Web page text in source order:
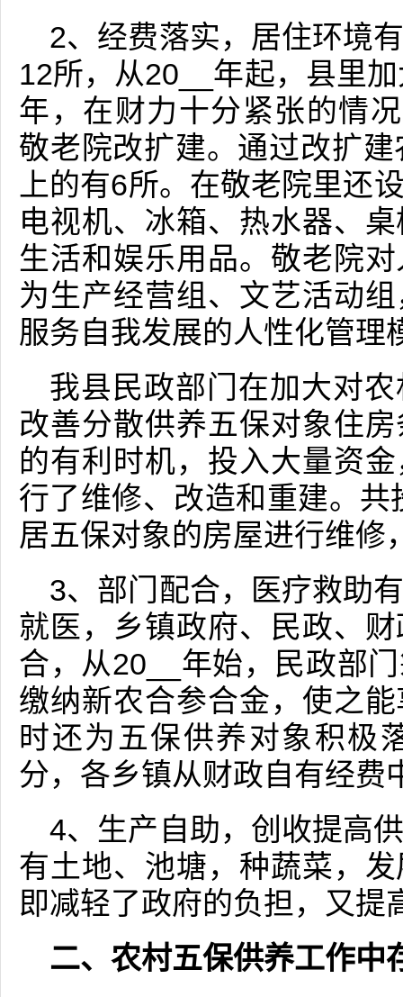
2、经费落实，居住环境
12所，从20__年起，县里
年，在财力十分紧张的情
敬老院改扩建。通过改扩
上的有6所。在敬老院里还
电视机、冰箱、热水器、
生活和娱乐用品。敬老院
为生产经营组、文艺活动
服务自我发展的人性化管理
我县民政部门在加大对
改善分散供养五保对象住
的有利时机，投入大量资
行了维修、改造和重建。
居五保对象的房屋进行维修
3、部门配合，医疗救助
就医，乡镇政府、民政、
合，从20__年始，民政部
缴纳新农合参合金，使之
时还为五保供养对象积极
分，各乡镇从财政自有经费
4、生产自助，创收提高
有土地、池塘，种蔬菜，
即减轻了政府的负担，又提
二、农村五保供养工作中